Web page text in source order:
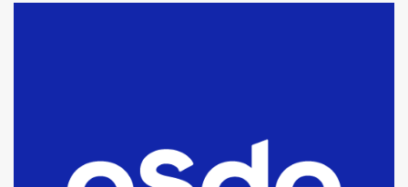
fueron detenidos por
comercialización de drogas en la
tarde del sábado